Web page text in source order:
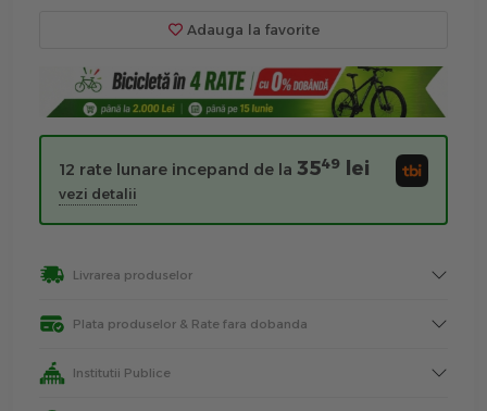
Adauga la favorite
12 rate lunare incepand de la 3549 lei
vezi detalii
Livrarea produselor
Plata produselor & Rate fara dobanda
Institutii Publice